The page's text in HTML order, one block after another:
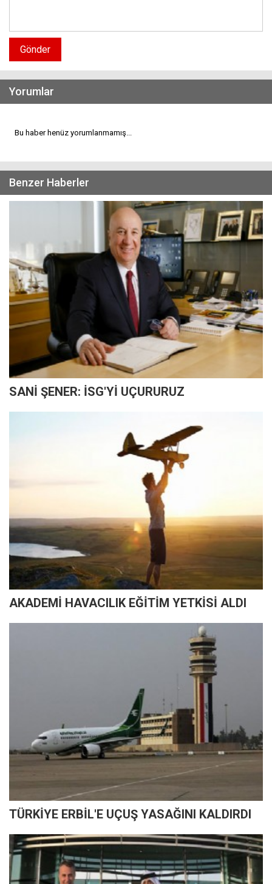
Gönder
Yorumlar
Bu haber henüz yorumlanmamış...
Benzer Haberler
SANİ ŞENER: İSG'Yİ UÇURURUZ
AKADEMİ HAVACILIK EĞİTİM YETKİSİ ALDI
TÜRKİYE ERBİL'E UÇUŞ YASAĞINI KALDIRDI